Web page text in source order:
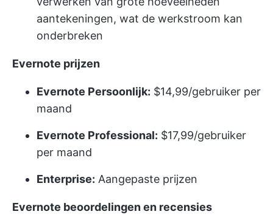
aantekeningen, wat de werkstroom kan
onderbreken
Evernote prijzen
Evernote Persoonlijk: $14,99/gebruiker per
maand
Evernote Professional: $17,99/gebruiker
per maand
Enterprise: Aangepaste prijzen
Evernote beoordelingen en recensies